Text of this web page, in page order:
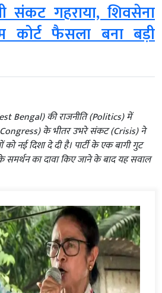
संकट गहराया, शिवसेना
कोर्ट फैसला बना बड़ी
Bengal) की राजनीति (Politics) में
के भीतर उभरे संकट (Crisis) ने
नई दिशा दे दी है। पार्टी के एक बागी गुट
समर्थन का दावा किए जाने के बाद यह सवाल